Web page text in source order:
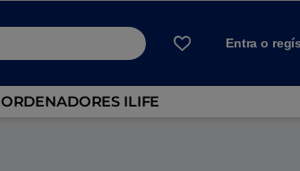
Entra o
ORDENADORES ILIFE